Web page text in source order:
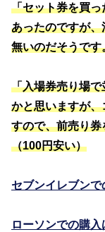
「セット券を買
あったのですが
無いのだそうです
「入場券売り場
かと思いますが
すので、前売り
（100円安い）
セブンイレブンで
ローソンでの購入